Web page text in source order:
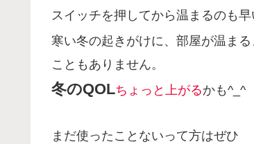
スイッチを押してから温まるのも早
寒い冬の起きがけに、部屋が温ま
こともありません。
冬のQOLちょっと上がるかも^_^
まだ使ったことないって方はぜひ